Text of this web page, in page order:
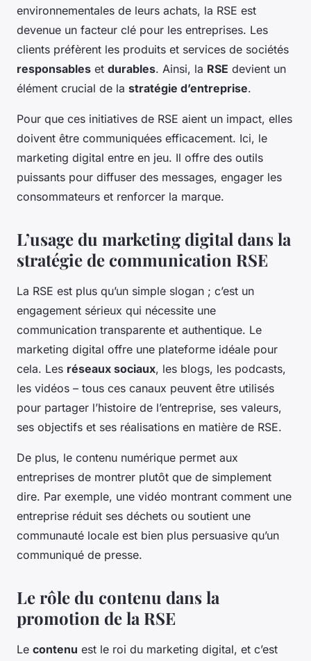
environnementales de leurs achats, la RSE est
devenue un facteur clé pour les entreprises. Les
clients préfèrent les produits et services de sociétés
responsables et durables. Ainsi, la RSE devient un
élément crucial de la stratégie d’entreprise.
Pour que ces initiatives de RSE aient un impact, elles
doivent être communiquées efficacement. Ici, le
marketing digital entre en jeu. Il offre des outils
puissants pour diffuser des messages, engager les
consommateurs et renforcer la marque.
L’usage du marketing digital dans la
stratégie de communication RSE
La RSE est plus qu’un simple slogan ; c’est un
engagement sérieux qui nécessite une
communication transparente et authentique. Le
marketing digital offre une plateforme idéale pour
cela. Les réseaux sociaux, les blogs, les podcasts,
les vidéos – tous ces canaux peuvent être utilisés
pour partager l’histoire de l’entreprise, ses valeurs,
ses objectifs et ses réalisations en matière de RSE.
De plus, le contenu numérique permet aux
entreprises de montrer plutôt que de simplement
dire. Par exemple, une vidéo montrant comment une
entreprise réduit ses déchets ou soutient une
communauté locale est bien plus persuasive qu’un
communiqué de presse.
Le rôle du contenu dans la
promotion de la RSE
Le contenu est le roi du marketing digital, et c’est